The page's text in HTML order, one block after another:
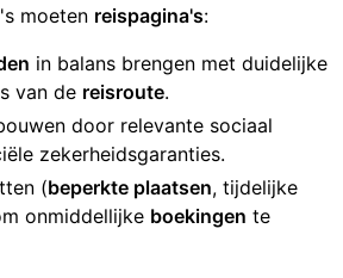
moeten reispagina's:
in balans brengen met duidelijke
van de reisroute.
door relevante sociaal
zekerheidsgaranties.
(beperkte plaatsen, tijdelijke
onmiddellijke boekingen te